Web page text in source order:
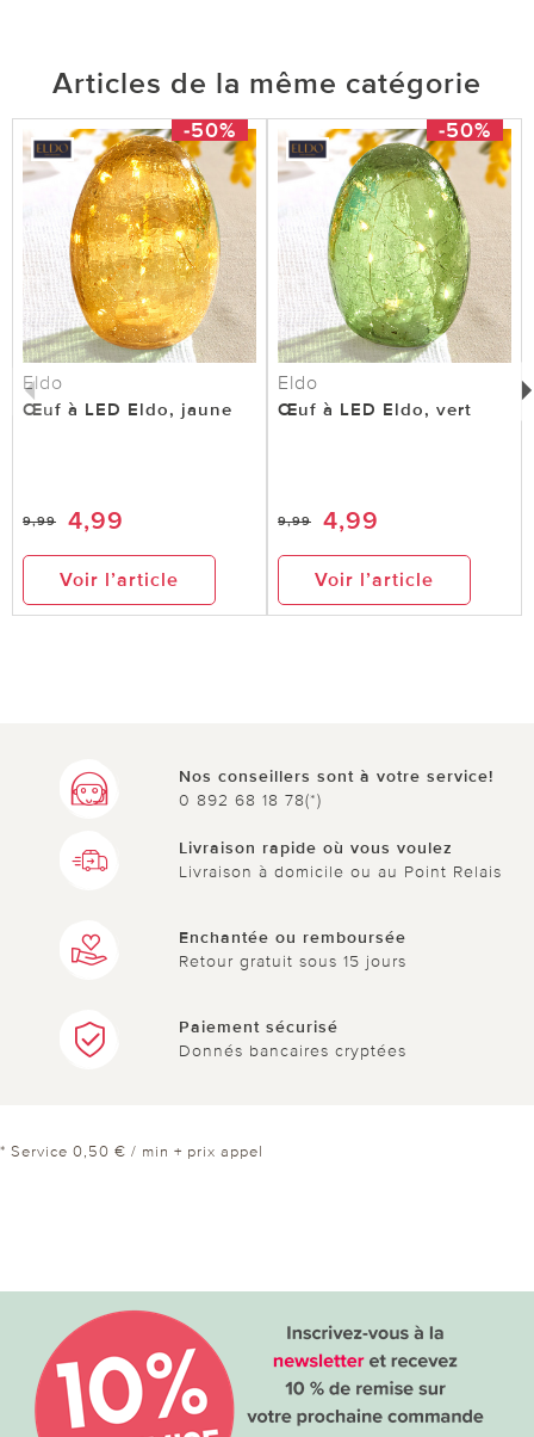
Articles de la même catégorie
-50%
Eldo
Œuf à LED Eldo, jaune
9,99 4,99
Voir l’article
-50%
Eldo
Œuf à LED Eldo, vert
9,99 4,99
Voir l’article
Nos conseillers sont à votre service!
0 892 68 18 78(*)
Livraison rapide où vous voulez
Livraison à domicile ou au Point Relais
Enchantée ou remboursée
Retour gratuit sous 15 jours
Paiement sécurisé
Donnés bancaires cryptées
* Service 0,50 € / min + prix appel